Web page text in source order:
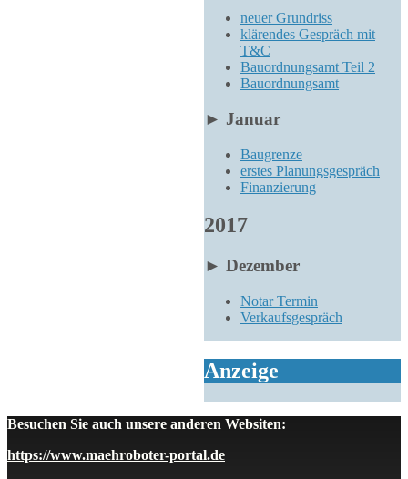
neuer Grundriss
klärendes Gespräch mit
T&C
Bauordnungsamt Teil 2
Bauordnungsamt
► Januar
Baugrenze
erstes Planungsgespräch
Finanzierung
2017
► Dezember
Notar Termin
Verkaufsgespräch
Anzeige
Besuchen Sie auch unsere anderen Websiten:
https://www.maehroboter-portal.de